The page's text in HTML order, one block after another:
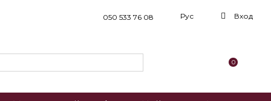
050 533 76 08 Рус Вход
0